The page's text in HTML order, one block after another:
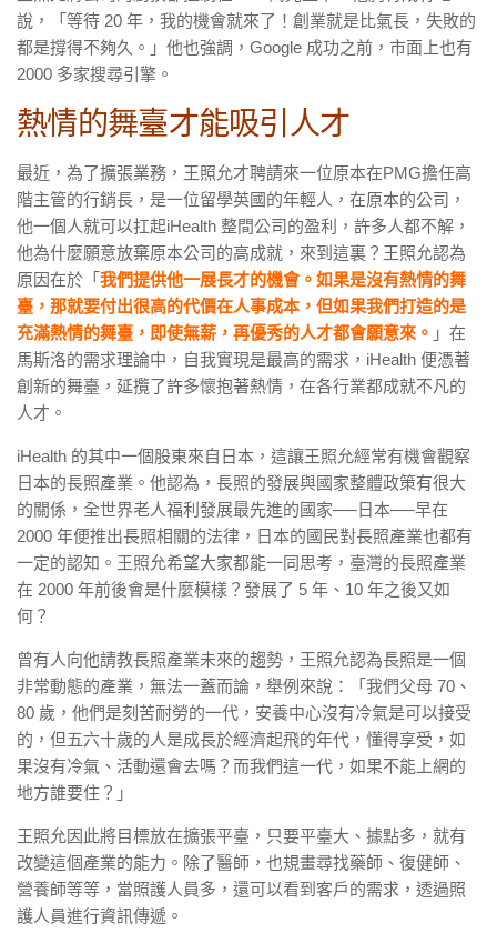
說，「等待 20 年，我的機會就來了！創業就是比氣長，失敗的
都是撐得不夠久。」他也強調，Google 成功之前，市面上也有
2000 多家搜尋引擎。
熱情的舞臺才能吸引人才
最近，為了擴張業務，王照允才聘請來一位原本在PMG擔任高
階主管的行銷長，是一位留學英國的年輕人，在原本的公司，
他一個人就可以扛起iHealth 整間公司的盈利，許多人都不解，
他為什麼願意放棄原本公司的高成就，來到這裏？王照允認為
原因在於「 我們提供他一展長才的機會。如果是沒有熱情的舞
臺，那就要付出很高的代價在人事成本，但如果我們打造的是
充滿熱情的舞臺，即使無薪，再優秀的人才都會願意來。 」在
馬斯洛的需求理論中，自我實現是最高的需求，iHealth 便憑著
創新的舞臺，延攬了許多懷抱著熱情，在各行業都成就不凡的
人才。
iHealth 的其中一個股東來自日本，這讓王照允經常有機會觀察
日本的長照產業。他認為，長照的發展與國家整體政策有很大
的關係，全世界老人福利發展最先進的國家──日本──早在
2000 年便推出長照相關的法律，日本的國民對長照產業也都有
一定的認知。王照允希望大家都能一同思考，臺灣的長照產業
在 2000 年前後會是什麼模樣？發展了 5 年、10 年之後又如
何？
曾有人向他請教長照產業未來的趨勢，王照允認為長照是一個
非常動態的產業，無法一蓋而論，舉例來說：「我們父母 70、
80 歲，他們是刻苦耐勞的一代，安養中心沒有冷氣是可以接受
的，但五六十歲的人是成長於經濟起飛的年代，懂得享受，如
果沒有冷氣、活動還會去嗎？而我們這一代，如果不能上網的
地方誰要住？」
王照允因此將目標放在擴張平臺，只要平臺大、據點多，就有
改變這個產業的能力。除了醫師，也規畫尋找藥師、復健師、
營養師等等，當照護人員多，還可以看到客戶的需求，透過照
護人員進行資訊傳遞。